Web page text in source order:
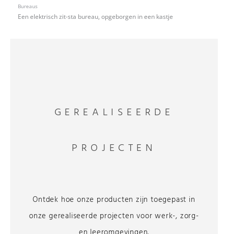
Bureaus
Een elektrisch zit-sta bureau, opgeborgen in een kastje
GEREALISEERDE
PROJECTEN
Ontdek hoe onze producten zijn toegepast in
onze gerealiseerde projecten voor werk-, zorg-